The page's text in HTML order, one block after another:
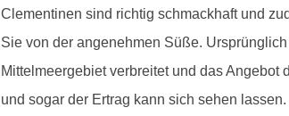
Clementinen sind richtig schmackhaft und
Sie von der angenehmen Süße.
Mittelmeergebiet verbreitet und das
und sogar der Ertrag kann sich sehen